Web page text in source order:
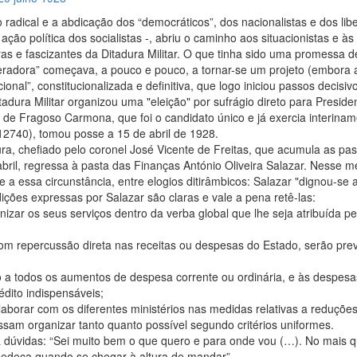
e a abdicação dos “democráticos”, dos nacionalistas e dos
política dos socialistas -, abriu o caminho aos situacionistas e às
e fascizantes da Ditadura Militar. O que tinha sido uma promessa
começava, a pouco e pouco, a tornar-se um projeto (embora
constitucionalizada e definitiva, que logo iniciou passos
Militar organizou uma "eleição" por sufrágio direto para
Fragoso Carmona, que foi o candidato único e já exercia
tomou posse a 15 de abril de 1928.
chefiado pelo coronel José Vicente de Freitas, que acumula as
regressa à pasta das Finanças António Oliveira Salazar. Nesse
a essa circunstância, entre elogios ditirâmbicos: Salazar "dignou-se
expressas por Salazar são claras e vale a pena retê-las:
os seus serviços dentro da verba global que lhe seja atribuída
repercussão direta nas receitas ou despesas do Estado, serão
todos os aumentos de despesa corrente ou ordinária, e às
indispensáveis;
com os diferentes ministérios nas medidas relativas a
organizar tanto quanto possível segundo critérios uniformes.
“Sei muito bem o que quero e para onde vou (…). No mais